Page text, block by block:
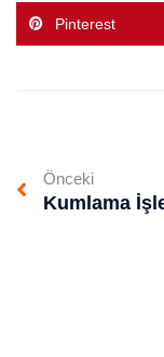
Pinterest
Önceki